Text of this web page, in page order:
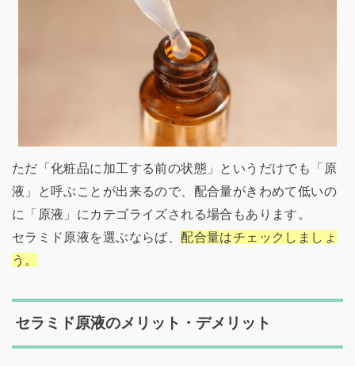
ただ「化粧品に加工する前の状態」というだけでも「原
液」と呼ぶことが出来るので、配合量がきわめて低いの
に「原液」にカテゴライズされる場合もあります。
セラミド原液を選ぶならば、配合量はチェックしましょ
う。
セラミド原液のメリット・デメリット